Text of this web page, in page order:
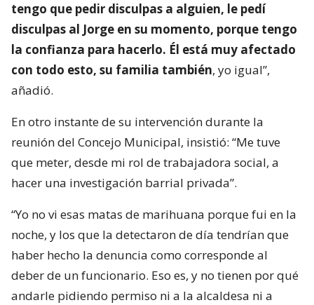
tengo que pedir disculpas a alguien, le pedí
disculpas al Jorge en su momento, porque tengo
la confianza para hacerlo. Él está muy afectado
con todo esto, su familia también, yo igual”,
añadió.
En otro instante de su intervención durante la
reunión del Concejo Municipal, insistió: “Me tuve
que meter, desde mi rol de trabajadora social, a
hacer una investigación barrial privada”.
“Yo no vi esas matas de marihuana porque fui en la
noche, y los que la detectaron de día tendrían que
haber hecho la denuncia como corresponde al
deber de un funcionario. Eso es, y no tienen por qué
andarle pidiendo permiso ni a la alcaldesa ni a